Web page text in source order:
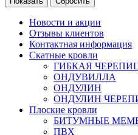
Новости и акции
Отзывы клиентов
Контактная информация
Скатные кровли
ГИБКАЯ
ОНДУВИЛЛА
ОНДУЛИН
ОНДУЛИН
Плоские кровли
БИТУМНЫЕ
ПВХ